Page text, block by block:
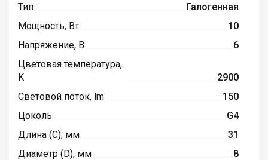
Тип
Галогенная
Мощность, Вт
10
Напряжение, В
6
Цветовая температура,
K
2900
Световой поток, lm
150
Цоколь
G4
Длина (C), мм
31
Диаметр (D), мм
8